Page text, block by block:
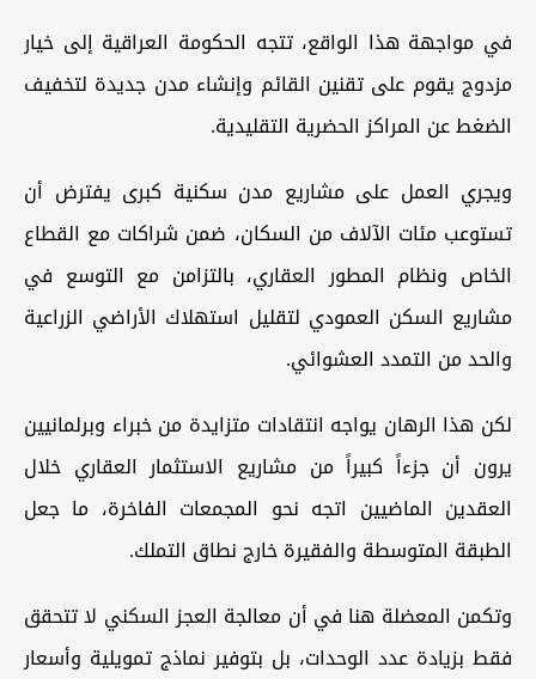
في مواجهة هذا الواقع، تتجه الحكومة العراقية إلى خيار
مزدوج يقوم على تقنين القائم وإنشاء مدن جديدة لتخفيف
الضغط عن المراكز الحضرية التقليدية.
ويجري العمل على مشاريع مدن سكنية كبرى يفترض أن
تستوعب مئات الآلاف من السكان، ضمن شراكات مع القطاع
الخاص ونظام المطور العقاري، بالتزامن مع التوسع في
مشاريع السكن العمودي لتقليل استهلاك الأراضي الزراعية
والحد من التمدد العشوائي.
لكن هذا الرهان يواجه انتقادات متزايدة من خبراء وبرلمانيين
يرون أن جزءاً كبيراً من مشاريع الاستثمار العقاري خلال
العقدين الماضيين اتجه نحو المجمعات الفاخرة، ما جعل
الطبقة المتوسطة والفقيرة خارج نطاق التملك.
وتكمن المعضلة هنا في أن معالجة العجز السكني لا تتحقق
فقط بزيادة عدد الوحدات، بل بتوفير نماذج تمويلية وأسعار